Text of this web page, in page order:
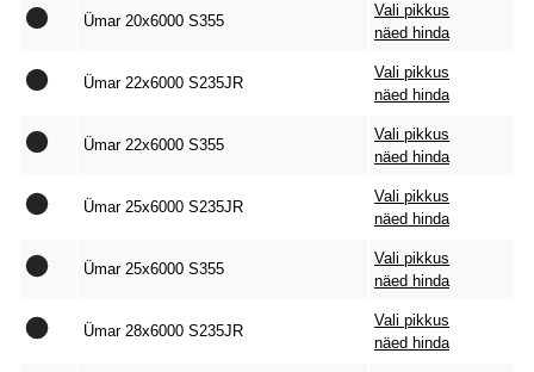
Ümar 20x6000 S355
Vali pikkus
näed hinda
Ümar 22x6000 S235JR
Vali pikkus
näed hinda
Ümar 22x6000 S355
Vali pikkus
näed hinda
Ümar 25x6000 S235JR
Vali pikkus
näed hinda
Ümar 25x6000 S355
Vali pikkus
näed hinda
Ümar 28x6000 S235JR
Vali pikkus
näed hinda